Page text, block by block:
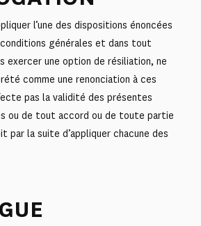
l’une des dispositions énoncées
générales et dans tout
exercer une option de résiliation, ne
comme une renonciation à ces
pas la validité des présentes
ou de tout accord ou de toute partie
par la suite d’appliquer chacune des